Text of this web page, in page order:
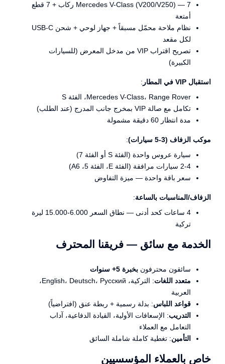
Mercedes V-Class (V200/V250) — 7 ركاب + 7 قطع
أمتعة
نظام ملاحة محمّل مسبقاً + جهاز لوحي + شحن USB-C
لكل مقعد
تصريح اقتراب VIP من مدخل المعرض (للسيارات
الكبيرة)
استقبال VIP في المطار
:
Mercedes V-Class، Range Rover، الفئة S
تكامل مع صالة VIP بمخرج جانب المدرج (عند الطلب)
مدة انتظار 60 دقيقة مشمولة
موكب الزفاف (3-5 سيارات)
:
سيارة عروس واحدة (الفئة S أو الفئة 7)
2-4 سيارات مرافقة (الفئة E، الفئة 5، A6)
سعر باقة واحدة — ميزة التفاوض
الزفاف/المناسبات بالساعة:
4 ساعات كحد أدنى — نطاق السعر 6.000-15.000 ليرة
تركية
الخدمة مع سائق — فريقنا المحترف
سائقون محترفون بخبرة 5+ سنوات
متعدد اللغات
: التركية، English، Deutsch، Русский،
العربية
قواعد اللباس: بدلة رسمية + ربطة عنق (افتراضياً)
التدريب: الإسعافات الأولية، القيادة الدفاعية، آداب
التعامل مع العملاء
التأمين: تغطية كاملة شاملة السائق
خاص بالعملاء المؤسسيين